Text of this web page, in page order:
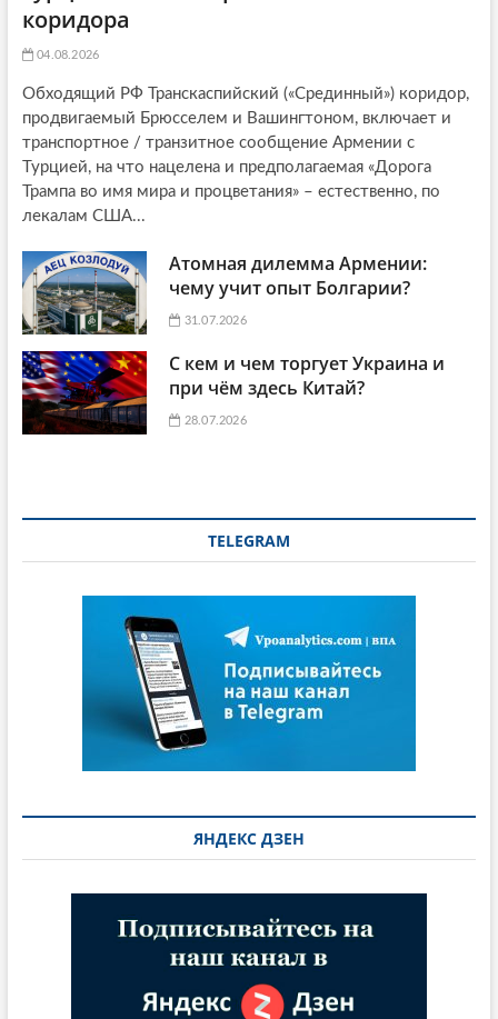
коридора
04.08.2026
Обходящий РФ Транскаспийский («Срединный») коридор,
продвигаемый Брюсселем и Вашингтоном, включает и
транспортное / транзитное сообщение Армении с
Турцией, на что нацелена и предполагаемая «Дорога
Трампа во имя мира и процветания» – естественно, по
лекалам США...
Атомная дилемма Армении:
чему учит опыт Болгарии?
31.07.2026
С кем и чем торгует Украина и
при чём здесь Китай?
28.07.2026
TELEGRAM
ЯНДЕКС ДЗЕН